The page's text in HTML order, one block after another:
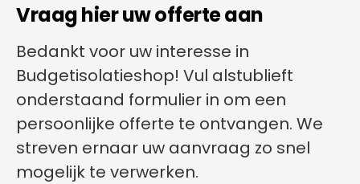
Vraag hier uw offerte aan
Bedankt voor uw interesse in
Budgetisolatieshop! Vul alstublieft
onderstaand formulier in om een
persoonlijke offerte te ontvangen. We
streven ernaar uw aanvraag zo snel
mogelijk te verwerken.